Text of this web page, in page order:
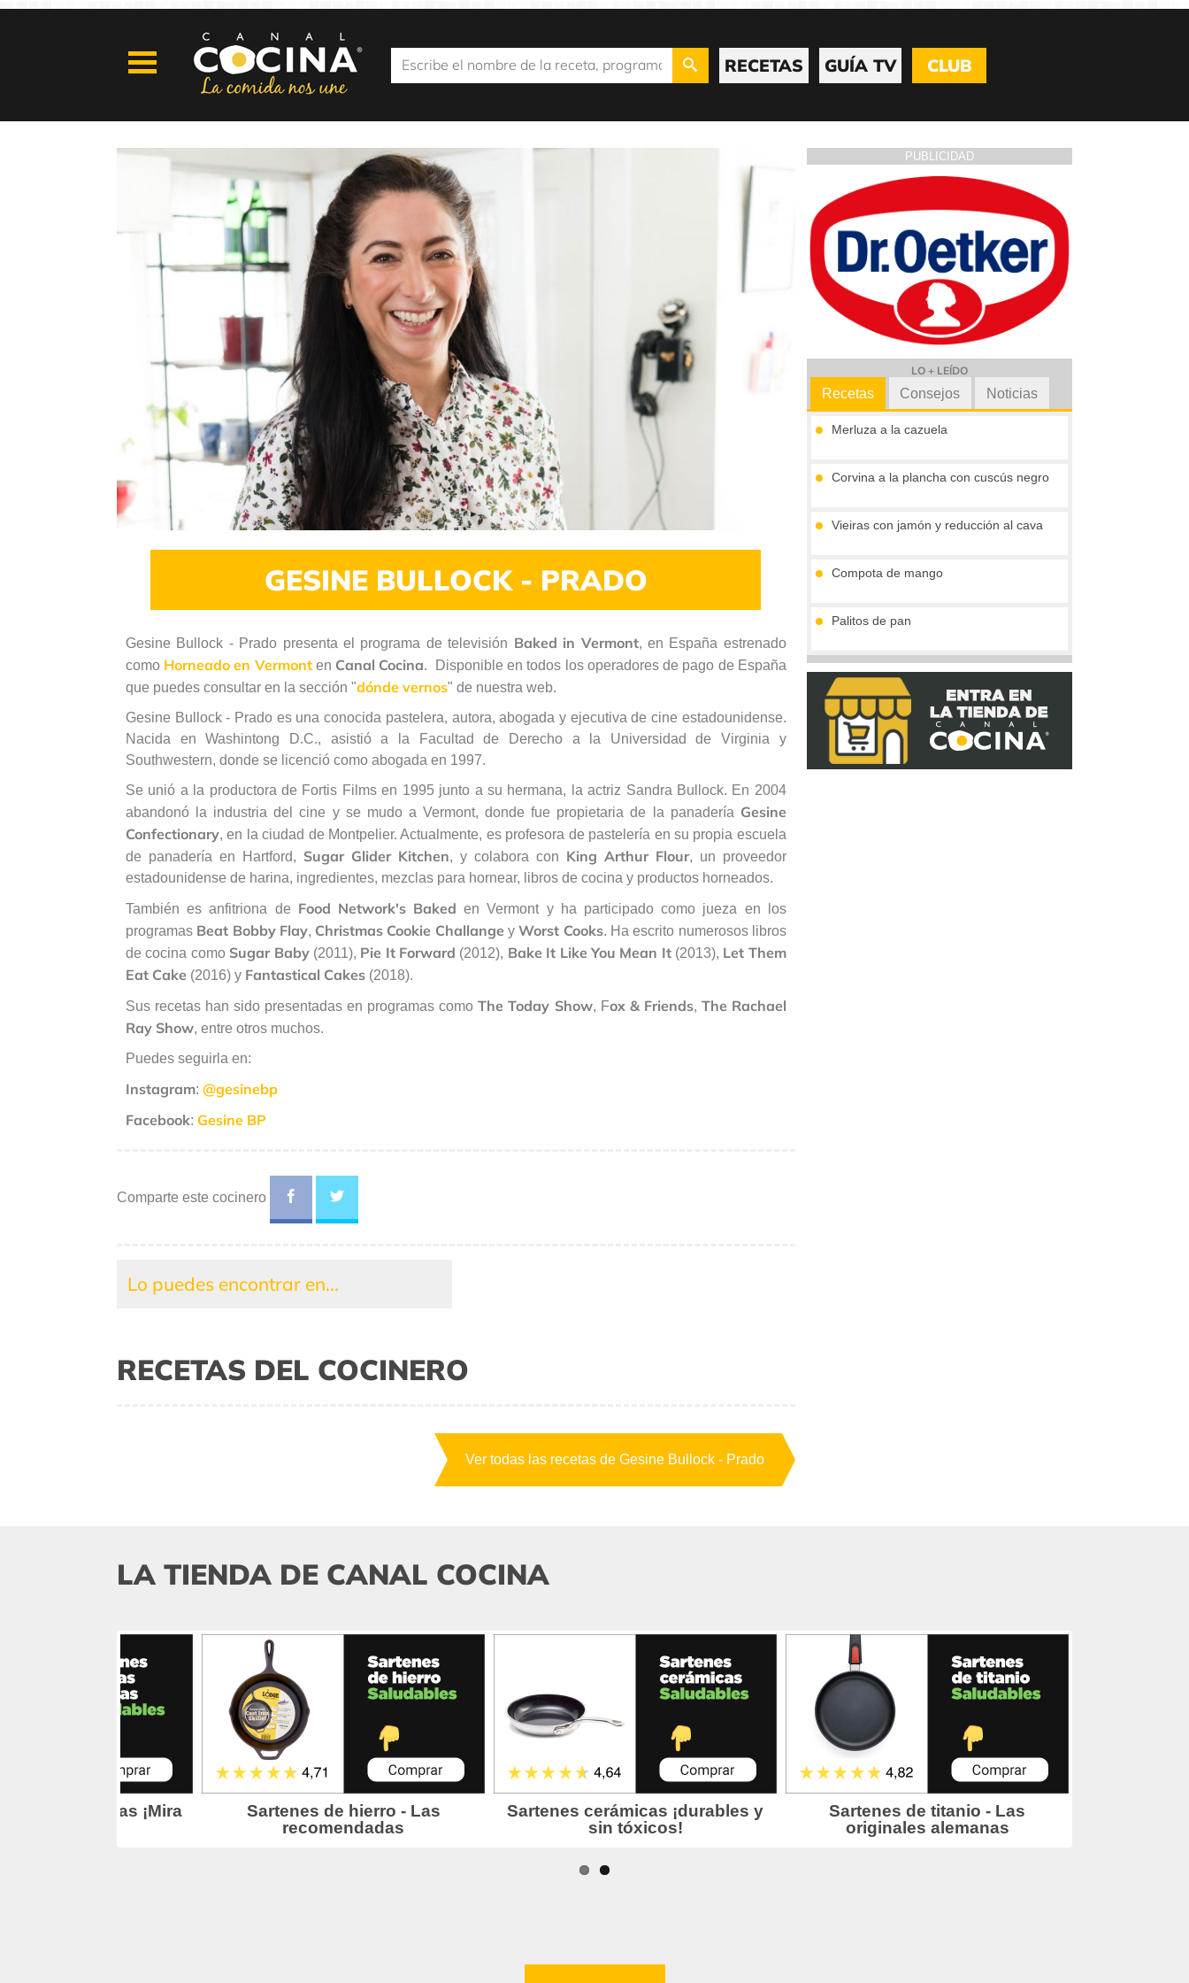
RECETAS GUÍA TV CLUB
GESINE BULLOCK - PRADO
Gesine Bullock - Prado presenta el programa de televisión Baked in Vermont, en España estrenado
como Horneado en Vermonten Canal Cocina. Disponible en todos los operadores de pago de España
que puedes consultar en la sección "dónde vernos" de nuestra web.
Gesine Bullock - Prado es una conocida pastelera, autora, abogada y ejecutiva de cine estadounidense.
Nacida en Washintong D.C., asistió a la Facultad de Derecho a la Universidad de Virginia y
Southwestern, donde se licenció como abogada en 1997.
Se unió a la productora de Fortis Films en 1995 junto a su hermana, la actriz Sandra Bullock. En 2004
abandonó la industria del cine y se mudo a Vermont, donde fue propietaria de la panadería Gesine
Confectionary, en la ciudad de Montpelier. Actualmente, es profesora de pastelería en su propia escuela
de panadería en Hartford, Sugar Glider Kitchen, y colabora con King Arthur Flour, un proveedor
estadounidense de harina, ingredientes, mezclas para hornear, libros de cocina y productos horneados.
También es anfitriona de Food Network's Baked en Vermont y ha participado como jueza en los
programas Beat Bobby Flay, Christmas Cookie Challange yWorst Cooks. Ha escrito numerosos libros
de cocina como Sugar Baby(2011), Pie It Forward (2012), Bake It Like You Mean It(2013), Let Them
Eat Cake (2016) y Fantastical Cakes (2018).
Sus recetas han sido presentadas en programas comoThe Today Show, Fox & Friends, The Rachael
Ray Show, entre otros muchos.
Puedes seguirla en:
Instagram: @gesinebp
Facebook: Gesine BP
Comparte este cocinero
Lo puedes encontrar en...
RECETAS DEL COCINERO
Ver todas las recetas de Gesine Bullock - Prado
PUBLICIDAD
LO + LEÍDO
Recetas
Merluza a la cazuela
Corvina a la plancha con cuscús negro
Vieiras con jamón y reducción al cava
Compota de mango
Palitos de pan
Tronco de chocolate y turrón (sin gluten)
Consejos Noticias
LA TIENDA DE CANAL COCINA